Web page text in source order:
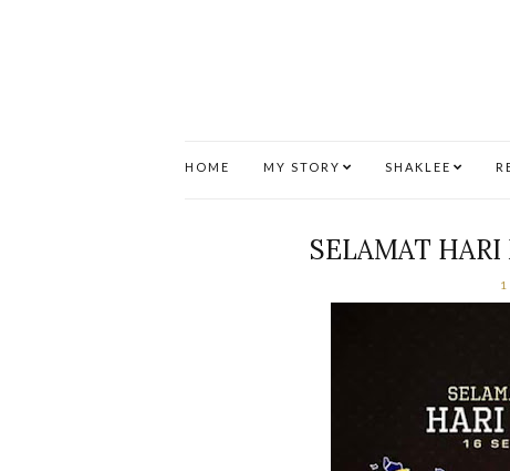
HOME MY STORY SHAKLEE
SELAMAT HARI